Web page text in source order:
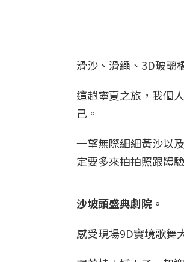
滑沙、滑繩、3D玻璃
這趟寧夏之旅，我個
己。
一望無際細細黃沙以
定要多來拍拍照跟體
沙坡頭盛典劇院。
感受現場9D實境歌舞